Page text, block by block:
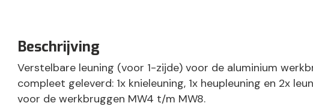
Beschrijving
Verstelbare leuning (voor 1-zijde) voor de aluminium
compleet geleverd: 1x knieleuning, 1x heupleuning en 2x
voor de werkbruggen MW4 t/m MW8.